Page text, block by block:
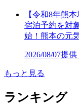
【令和8年熊
宿泊予約を対
始！熊本の元
2026/08/07提供
もっと見る
ランキング